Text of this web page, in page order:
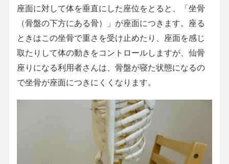
座面に対して体を垂直にした座位をとると、「坐骨
（骨盤の下方にある骨）」が座面につきます。座る
ときはこの坐骨で重さを受け止めたり、座面を感じ
取たりして体の動きをコントロールしますが、仙骨
座りになる利用者さんは、骨盤が寝た状態になるの
で坐骨が座面につきにくくなります。